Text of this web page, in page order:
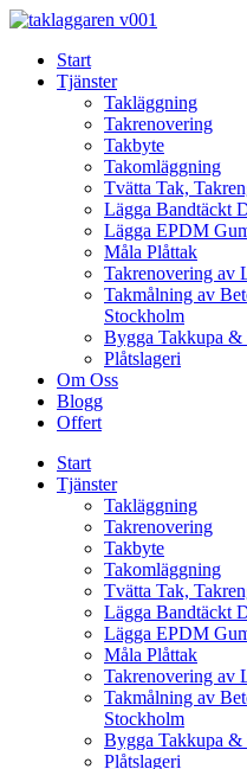
Skip
contentStart
Tjänster
Takläggning
Takrenovering
Takbyte
Takomläggning
Tvätta Tak,
Lägga Bandtäckt
Lägga EPDM
Måla Plåttak
Takrenovering av
Takmålning av
Stockholm
Bygga Takkupa &
Plåtslageri
Om Oss
Blogg
Offert
Start
Tjänster
Takläggning
Takrenovering
Takbyte
Takomläggning
Tvätta Tak,
Lägga Bandtäckt
Lägga EPDM
Måla Plåttak
Takrenovering av
Takmålning av
Stockholm
Bygga Takkupa &
Plåtslageri